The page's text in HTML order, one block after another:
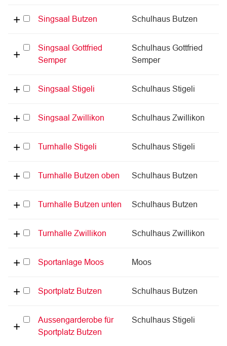
Singsaal Butzen Schulhaus Butzen
Singsaal Gottfried
Semper
Schulhaus Gottfried
Semper
Singsaal Stigeli Schulhaus Stigeli
Singsaal Zwillikon Schulhaus Zwillikon
Turnhalle Stigeli Schulhaus Stigeli
Turnhalle Butzen oben Schulhaus Butzen
Turnhalle Butzen unten Schulhaus Butzen
Turnhalle Zwillikon Schulhaus Zwillikon
Sportanlage Moos Moos
Sportplatz Butzen Schulhaus Butzen
Aussengarderobe für
Sportplatz Butzen
Schulhaus Stigeli